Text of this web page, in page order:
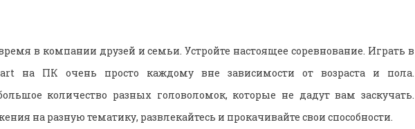
в компании друзей и семьи. Устройте настоящее соревнование. Играть в
на ПК очень просто каждому вне зависимости от возраста и пола.
количество разных головоломок, которые не дадут вам заскучать.
на разную тематику, развлекайтесь и прокачивайте свои способности.